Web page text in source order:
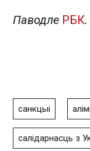
Паводле РБК.
санкцыі
салідарнасць з